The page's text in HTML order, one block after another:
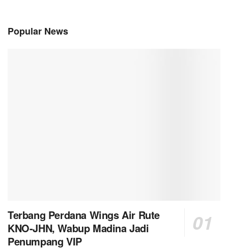
Popular News
Terbang Perdana Wings Air Rute
KNO-JHN, Wabup Madina Jadi
Penumpang VIP